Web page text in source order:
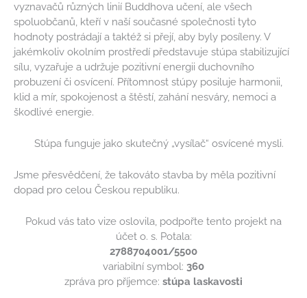
vyznavačů různých linií Buddhova učení, ale všech
spoluobčanů, kteří v naší současné společnosti tyto
hodnoty postrádají a taktéž si přejí, aby byly posíleny. V
jakémkoliv okolním prostředí představuje stúpa stabilizující
sílu, vyzařuje a udržuje pozitivní energii duchovního
probuzení či osvícení. Přítomnost stúpy posiluje harmonii,
klid a mír, spokojenost a štěstí, zahání nesváry, nemoci a
škodlivé energie.
Stúpa funguje jako skutečný „vysílač“ osvícené mysli.
Jsme přesvědčení, že takováto stavba by měla pozitivní
dopad pro celou Českou republiku.
Pokud vás tato vize oslovila, podpořte tento projekt na
účet o. s. Potala:
2788704001/5500
variabilní symbol: 360
zpráva pro příjemce: stúpa laskavosti